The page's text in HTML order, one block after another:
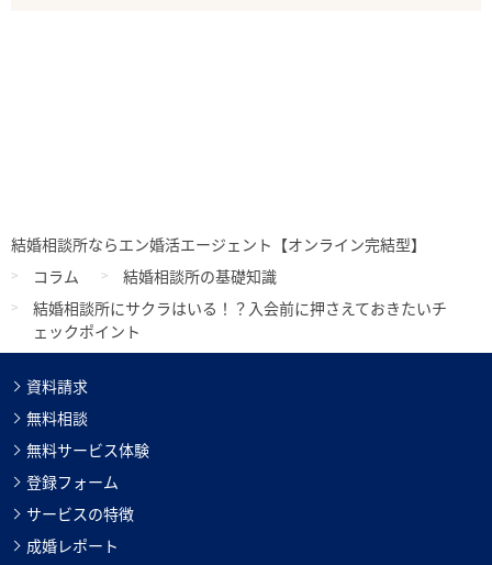
結婚相談所ならエン婚活エージェント【オンライン完結型】
コラム
結婚相談所の基礎知識
結婚相談所にサクラはいる！？入会前に押さえておきたいチ
ェックポイント
資料請求
無料相談
無料サービス体験
登録フォーム
サービスの特徴
成婚レポート